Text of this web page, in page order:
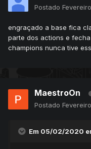
Postado
engraçado a base fica
parte dos actions e
champions nunca tive
MaestroOn
Postado
Em 05/02/2020